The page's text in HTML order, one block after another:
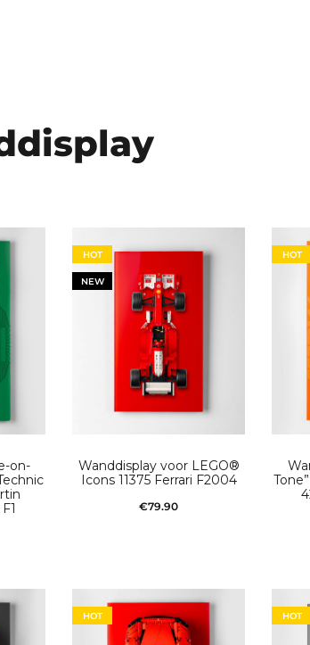
on-
HOT
NEW
Wanddisplay voor LEGO®
Icons 11375 Ferrari F2004
€79.90
HOT
HOT HOT